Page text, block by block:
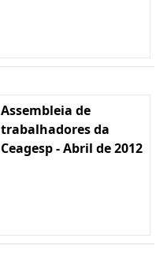
Assembleia de
trabalhadores da
Ceagesp - Abril de 2012